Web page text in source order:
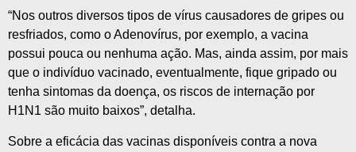
“Nos outros diversos tipos de vírus causadores de gripes ou
resfriados, como o Adenovírus, por exemplo, a vacina
possui pouca ou nenhuma ação. Mas, ainda assim, por mais
que o indivíduo vacinado, eventualmente, fique gripado ou
tenha sintomas da doença, os riscos de internação por
H1N1 são muito baixos”, detalha.
Sobre a eficácia das vacinas disponíveis contra a nova